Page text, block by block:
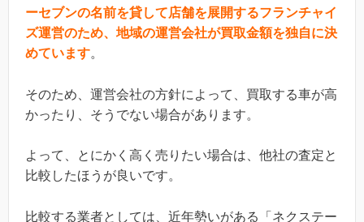
ーセブンの名前を貸して店舗を展開するフランチャイ
ズ運営のため、地域の運営会社が買取金額を独自に決
めています。
そのため、運営会社の方針によって、買取する車が高
かったり、そうでない場合があります。
よって、とにかく高く売りたい場合は、他社の査定と
比較したほうが良いです。
比較する業者としては、近年勢いがある「ネクステー